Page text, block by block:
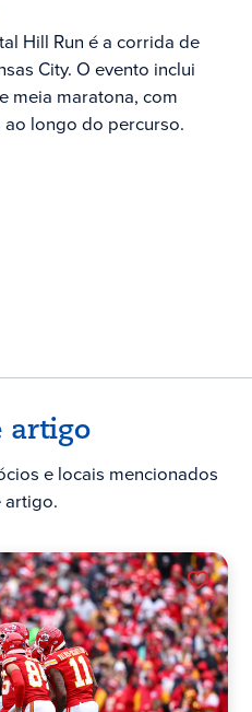
Hill Run é a corrida de
City. O evento inclui
meia maratona, com
longo do percurso.
artigo
e locais mencionados
artigo.